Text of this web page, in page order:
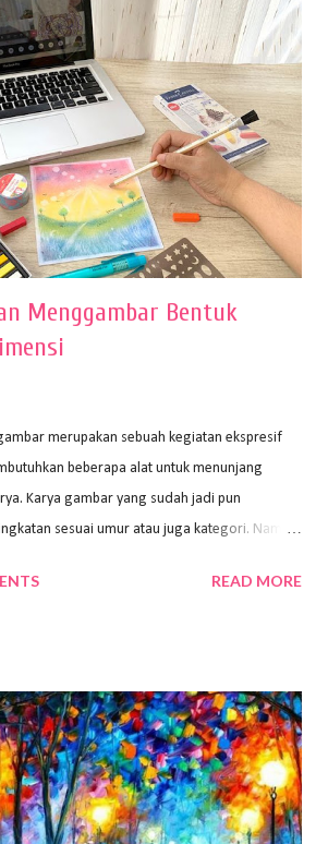
Menggambar Bentuk
merupakan sebuah kegiatan ekspresif
beberapa alat untuk menunjang
Karya gambar yang sudah jadi pun
sesuai umur atau juga kategori. Namun,
dilihat. Peran alat dan bahan sangat
sesuai jenisnya. Berikut peralatan
Kertas Gambar Kegiatan menggambar
baik agar proses pembuatan gambar lebih
Bahan kertas yang baik salah satu syaratnya
mengingat menggambar merupakan
READ MORE